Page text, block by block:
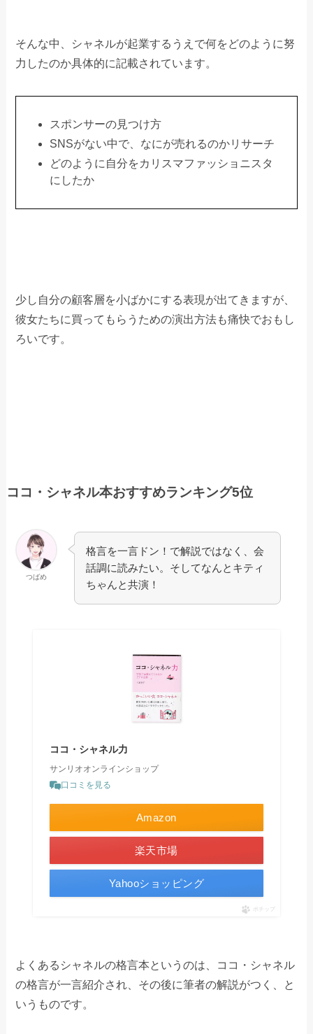
そんな中、シャネルが起業するうえで何をどのように努
力したのか具体的に記載されています。
スポンサーの見つけ方
SNSがない中で、なにが売れるのかリサーチ
どのように自分をカリスマファッショニスタ
にしたか
少し自分の顧客層を小ばかにする表現が出てきますが、
彼女たちに買ってもらうための演出方法も痛快でおもし
ろいです。
ココ・シャネル本おすすめランキング5位
つばめ
格言を一言ドン！で解説ではなく、会
話調に読みたい。そしてなんとキティ
ちゃんと共演！
ココ・シャネル力
サンリオオンラインショップ
口コミを見る
Amazon
楽天市場
Yahooショッピング
ポチップ
よくあるシャネルの格言本というのは、ココ・シャネル
の格言が一言紹介され、その後に筆者の解説がつく、と
いうものです。